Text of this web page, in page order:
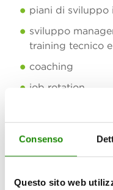
Consenso
Questo sito web
piani di sviluppo
sviluppo
training tecnico
coaching
job rotation
migliori e nella
altri: per questo
di eccellenza per